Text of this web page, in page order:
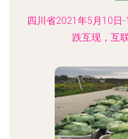
四川省2021年5月10日
跌互现，互